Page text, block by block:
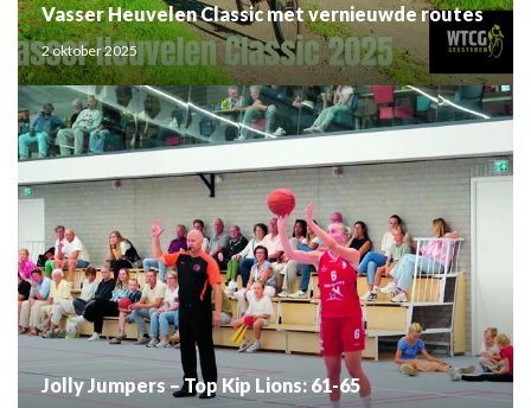
Vasser Heuvelen Classic met vernieuwde routes
2 oktober 2025
Jolly Jumpers – Top Kip Lions: 61-65